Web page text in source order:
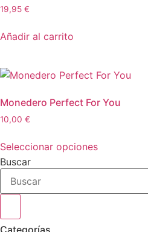
19,95 €
Añadir al carrito
Monedero Perfect For You
10,00 €
Seleccionar opcionesproducto
variantes.
Buscar
Categorías